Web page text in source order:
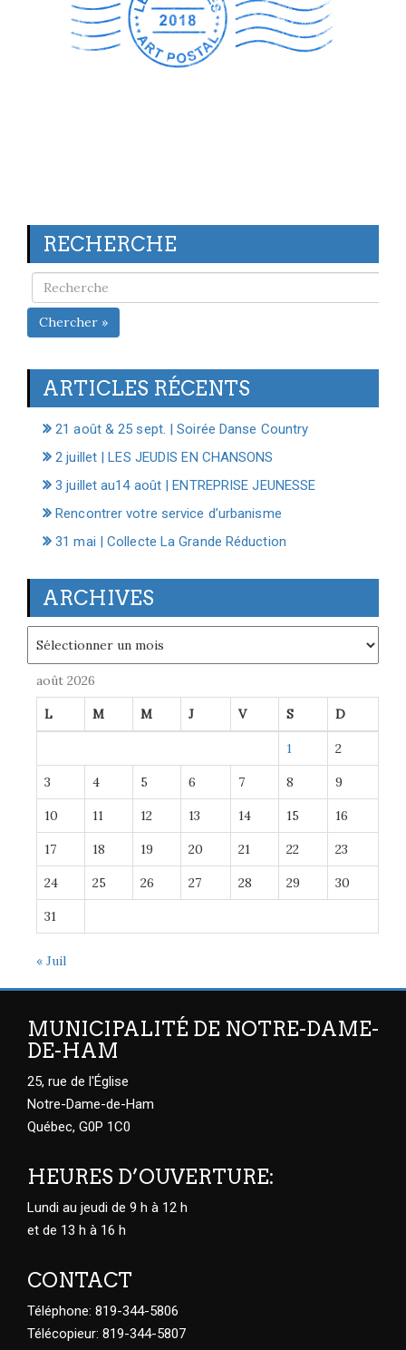
RECHERCHE
Chercher »
ARTICLES RÉCENTS
21 août & 25 sept. | Soirée Danse Country
2 juillet | LES JEUDIS EN CHANSONS
3 juillet au14 août | ENTREPRISE JEUNESSE
Rencontrer votre service d’urbanisme
31 mai | Collecte La Grande Réduction
ARCHIVES
août 2026
L M M J V S D
1 2
3 4 5 6 7 8 9
10 11 12 13 14 15 16
17 18 19 20 21 22 23
24 25 26 27 28 29 30
31
« Juil
MUNICIPALITÉ DE NOTRE-DAME-
DE-HAM
25, rue de l'Église
Notre-Dame-de-Ham
Québec, G0P 1C0
HEURES D’OUVERTURE:
Lundi au jeudi de 9 h à 12 h
et de 13 h à 16 h
CONTACT
Téléphone: 819-344-5806
Télécopieur: 819-344-5807